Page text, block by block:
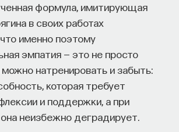
формула, имитирующая
в своих работах
именно поэтому
эмпатия — это не просто
можно натренировать и забыть:
которая требует
и поддержки, а при
неизбежно деградирует.